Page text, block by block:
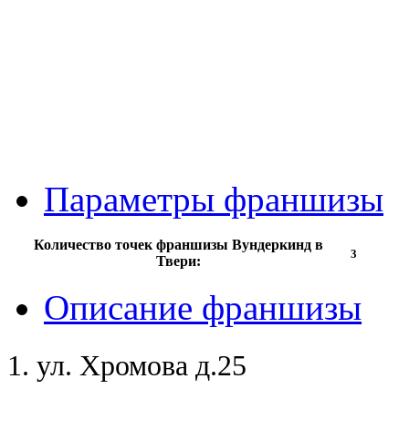
Параметры франшизы
Количество точек франшизы Вундеркинд в
Твери:
3
Описание франшизы
1. ул. Хромова д.25